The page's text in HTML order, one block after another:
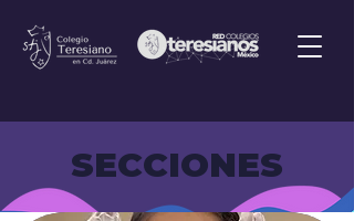
SECCIONES